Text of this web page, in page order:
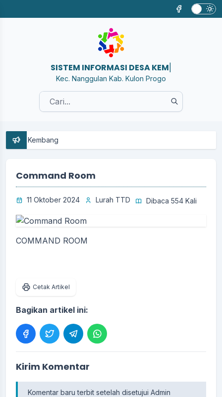
SISTEM INFORMASI DESA KEMBANG
Kec. Nanggulan Kab. Kulon Progo
Kembang
Command Room
11 Oktober 2024 Lurah TTD Dibaca 554 Kali
COMMAND ROOM
Cetak Artikel
Bagikan artikel ini:
Kirim Komentar
Komentar baru terbit setelah disetujui Admin